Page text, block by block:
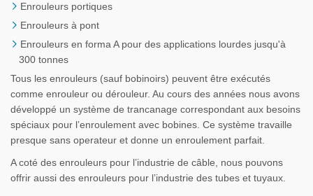
Enrouleurs portiques
Enrouleurs à pont
Enrouleurs en forma A pour des applications lourdes jusqu'à
300 tonnes
Tous les enrouleurs (sauf bobinoirs) peuvent être exécutés
comme enrouleur ou dérouleur. Au cours des années nous avons
développé un système de trancanage correspondant aux besoins
spéciaux pour l’enroulement avec bobines. Ce système travaille
presque sans operateur et donne un enroulement parfait.
A coté des enrouleurs pour l’industrie de câble, nous pouvons
offrir aussi des enrouleurs pour l’industrie des tubes et tuyaux.